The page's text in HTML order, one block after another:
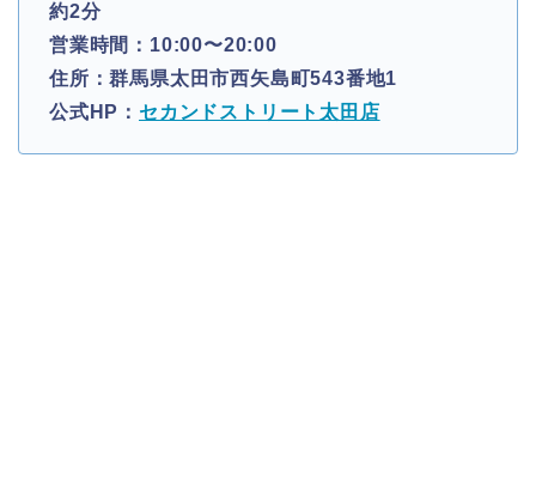
約2分
営業時間：10:00〜20:00
住所：群馬県太田市西矢島町543番地1
公式HP： セカンドストリート太田店